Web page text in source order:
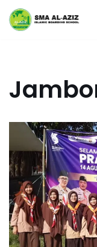
Lompat